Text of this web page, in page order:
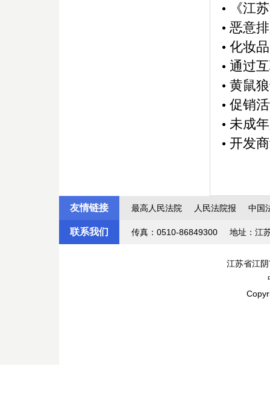
《江
恶意
化妆
通过
黄鼠
促销
未成
开发
友情链接 最高人民法院 人民法院报 中国
联系我们 传真：0510-86849300 地址：江
江苏省江